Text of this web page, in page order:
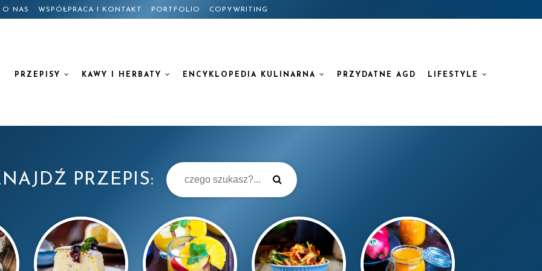
O NAS WSPÓŁPRACA I KONTAKT PORTFOLIO COPYWRITING
PRZEPISY KAWY I HERBATY ENCYKLOPEDIA KULINARNA PRZYDATNE AGD LIFESTYLE
PRZEPIS: